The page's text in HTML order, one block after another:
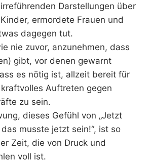
Darstellungen über
ermordete Frauen und
dagegen tut.
nie zuvor, anzunehmen, dass
gibt, vor denen gewarnt
es nötig ist, allzeit bereit für
Auftreten gegen
zu sein.
dieses Gefühl von „Jetzt
das musste jetzt sein!“, ist so
Zeit, die von Druck und
voll ist.